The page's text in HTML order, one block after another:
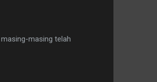
masing telah